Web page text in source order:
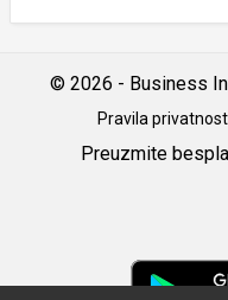
© 2026 - Business
Pravila
Preuzmite